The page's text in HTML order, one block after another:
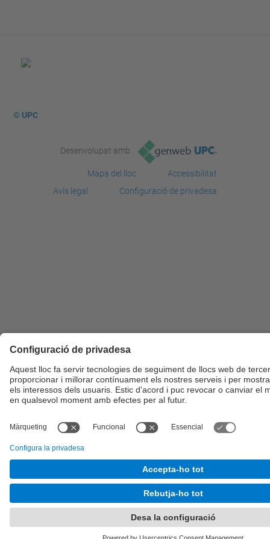
© UPC
Desenvolupat amb
Mapa del lloc
Accessibilitat
Avís legal
Configuració de privadesa